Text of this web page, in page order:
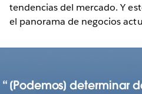
tendencias del mercado. Y
el panorama de negocios
[Podemos] determinar